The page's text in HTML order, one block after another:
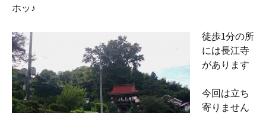
ホッ♪
徒歩1分の所
には長江寺
があります
今回は立ち
寄りません